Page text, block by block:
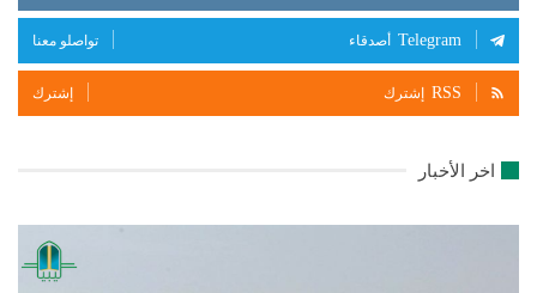
Telegram أصدقاء تواصلو معنا
RSS إشترك إشترك
اخر الأخبار